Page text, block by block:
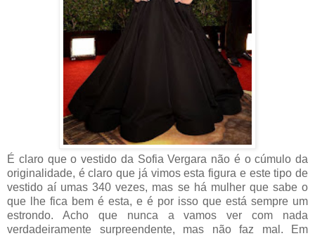
É claro que o vestido da Sofia Vergara não é o cúmulo da
originalidade, é claro que já vimos esta figura e este tipo de
vestido aí umas 340 vezes, mas se há mulher que sabe o
que lhe fica bem é esta, e é por isso que está sempre um
estrondo. Acho que nunca a vamos ver com nada
verdadeiramente surpreendente, mas não faz mal. Em